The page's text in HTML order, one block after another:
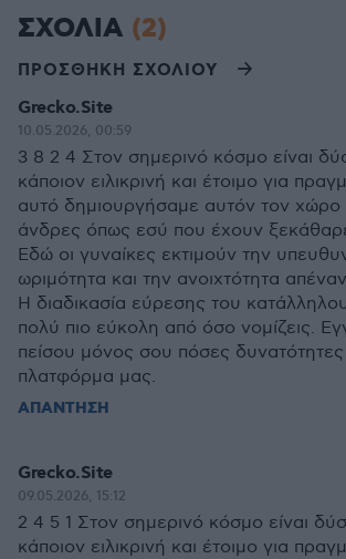
ΣΧΟΛΙΑ (2)
ΠΡΟΣΘΗΚΗ ΣΧΟΛΙΟΥ
Grecko.Site
10.05.2026, 00:59
3 8 2 4 Στον σημερινό κόσμο είναι
κάποιον ειλικρινή και έτοιμο για
αυτό δημιουργήσαμε αυτόν τον χώρο
άνδρες όπως εσύ που έχουν
Εδώ οι γυναίκες εκτιμούν την
ωριμότητα και την ανοιχτότητα
Η διαδικασία εύρεσης του
πολύ πιο εύκολη από όσο νομίζεις.
πείσου μόνος σου πόσες
πλατφόρμα μας.
ΑΠΑΝΤΗΣΗ
Grecko.Site
09.05.2026, 15:12
2 4 5 1 Στον σημερινό κόσμο είναι
κάποιον ειλικρινή και έτοιμο για